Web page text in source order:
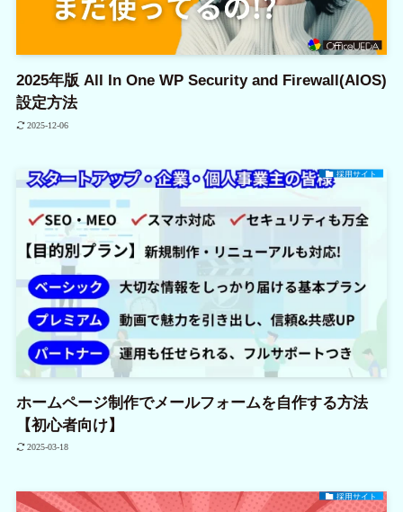
2025年版 All In One WP Security and Firewall(AIOS)
設定方法
2025-12-06
採用サイト
ホームページ制作でメールフォームを自作する方法
【初心者向け】
2025-03-18
採用サイト